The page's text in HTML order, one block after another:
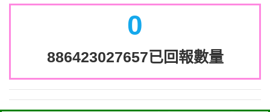
0
886423027657已回報數量